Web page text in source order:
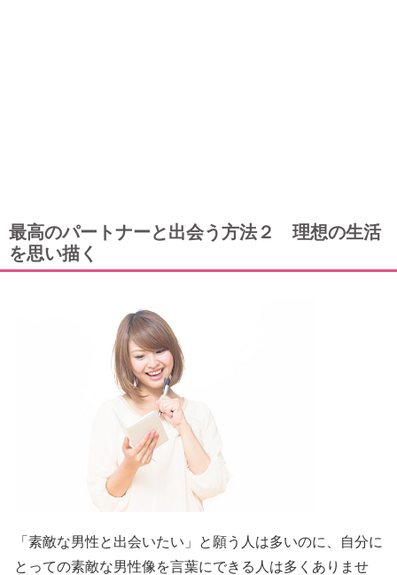
最高のパートナーと出会う方法２ 理想の生活
を思い描く
「素敵な男性と出会いたい」と願う人は多いのに、自分に
とっての素敵な男性像を言葉にできる人は多くありませ